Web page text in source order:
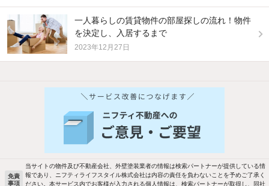
一人暮らしの賃貸物件の部屋探しの流れ！物件
を決定し、入居するまで
2023年12月27日
新着物件メール通知
検索中の条件の新着物件情報をいち早く
お知らせします
免責
事項
当サイトの物件及び不動産会社、外壁塗装業者の情報は検索パートナーが提供している情
報であり、ニフティライフスタイル株式会社は内容の責任を負わないことを予めご了承く
ださい。本サービス内でお客様が入力される個人情報は、検索パートナーが取得し、同社